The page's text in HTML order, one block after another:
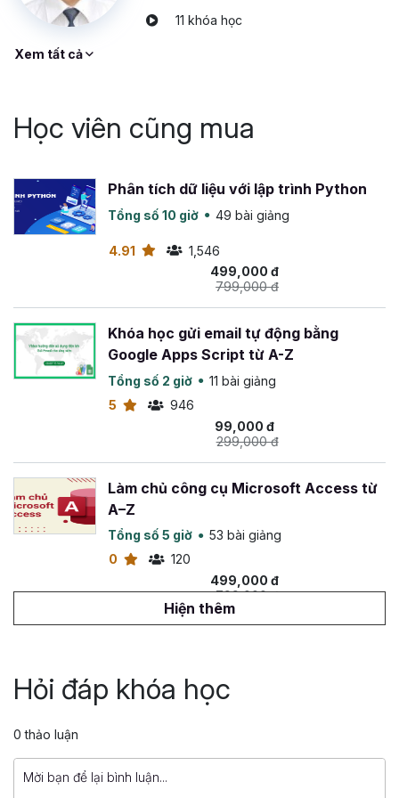
các môn khác nhau: Python, lập trình Java, lập trình
Android, C#…
Cài đặt cấu trúc dữ liệu và giải thuật bằng C++
Các giải thuật sắp xếp: Bubble Sort, selection sort ,
quick sort…
Stack và Queue
Tree: Cây nhị phân tìm kiếm
Cơ bản về đánh giá giải thuật
Bắt đầu học dữ liệu và giải thuật ngay để trở thành
Lập trình viên chuyên nghiệp ngay hôm nay.
11 khóa học
Xem tất cả
Học viên cũng mua
Phân tích dữ liệu với lập trình Python
Tổng số 10 giờ 49 bài giảng
4.91
1,546
499,000 đ
799,000 đ
Khóa học gửi email tự động bằng
Google Apps Script từ A-Z
Tổng số 2 giờ
11 bài giảng
5
946
99,000 đ
299,000 đ
Làm chủ công cụ Microsoft Access từ
A–Z
Tổng số 5 giờ
53 bài giảng
0
120
499,000 đ
799,000 đ
4
103
Làm chủ Python trong 4 tuần
Hiện thêm
Hỏi đáp khóa học
0 thảo luận